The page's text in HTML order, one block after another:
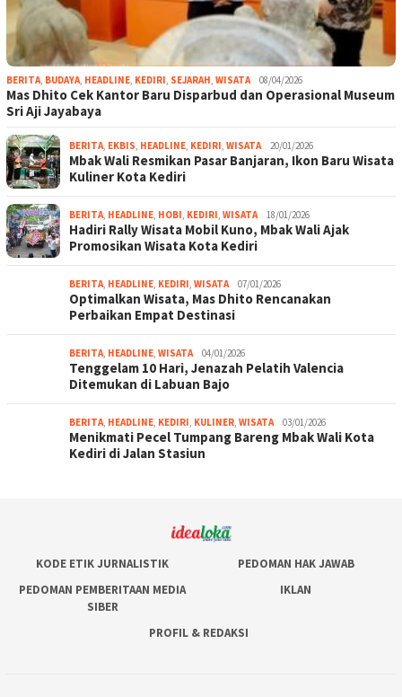
BERITA, BUDAYA, HEADLINE, KEDIRI, SEJARAH, WISATA 08/04/2026
Mas Dhito Cek Kantor Baru Disparbud dan Operasional Museum
Sri Aji Jayabaya
BERITA, EKBIS, HEADLINE, KEDIRI, WISATA 20/01/2026
Mbak Wali Resmikan Pasar Banjaran, Ikon Baru Wisata
Kuliner Kota Kediri
BERITA, HEADLINE, HOBI, KEDIRI, WISATA 18/01/2026
Hadiri Rally Wisata Mobil Kuno, Mbak Wali Ajak
Promosikan Wisata Kota Kediri
BERITA, HEADLINE, KEDIRI, WISATA 07/01/2026
Optimalkan Wisata, Mas Dhito Rencanakan
Perbaikan Empat Destinasi
BERITA, HEADLINE, WISATA 04/01/2026
Tenggelam 10 Hari, Jenazah Pelatih Valencia
Ditemukan di Labuan Bajo
BERITA, HEADLINE, KEDIRI, KULINER, WISATA 03/01/2026
Menikmati Pecel Tumpang Bareng Mbak Wali Kota
Kediri di Jalan Stasiun
KODE ETIK JURNALISTIK
PEDOMAN HAK JAWAB
PEDOMAN PEMBERITAAN MEDIA
SIBER
IKLAN
PROFIL & REDAKSI